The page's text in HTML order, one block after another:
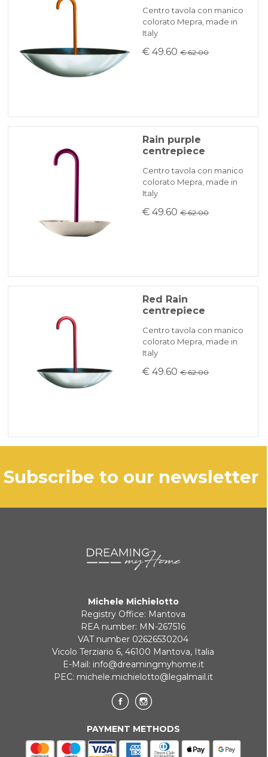
Centro tavola con manico
colorato Mepra, made in
Italy
€ 49.60 € 62.00
Rain purple
centrepiece
Centro tavola con manico
colorato Mepra, made in
Italy
€ 49.60 € 62.00
Red Rain
centrepiece
Centro tavola con manico
colorato Mepra, made in
Italy
€ 49.60 € 62.00
subscribe to our newsletter
Michele Michielotto
Registry Office: Mantova
REA number: MN-267516
VAT number 02626530204
Vicolo Terziario 6, 46100 Mantova, Italia
E-Mail: info@dreamingmyhome.it
PEC: michele.michielotto@legalmail.it
PAYMENT METHODS